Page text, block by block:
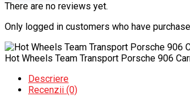
There are no reviews yet.
Only logged in customers who have
Hot Wheels Team Transport Porsche 906
Descriere
Recenzii (0)